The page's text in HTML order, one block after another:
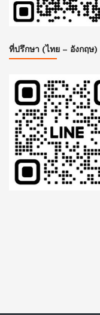
ที่ปรึกษา (ไทย – อังกฤษ)